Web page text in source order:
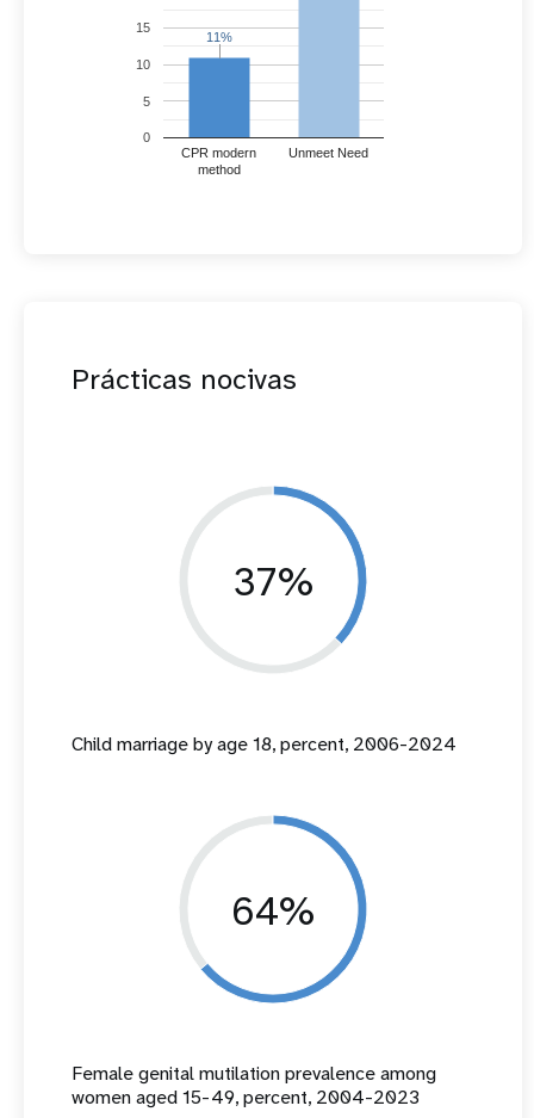
CPR modern
method
Unmeet Need
0
5
10
15
11%
11%
Prácticas nocivas
37%
Child marriage by age 18, percent, 2006-2024
64%
Female genital mutilation prevalence among
women aged 15-49, percent, 2004-2023